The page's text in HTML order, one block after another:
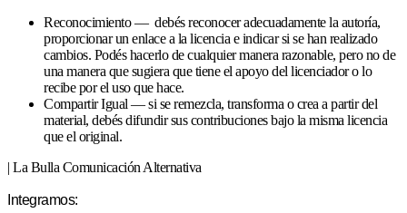
Reconocimiento — debés reconocer adecuadamente la autoría,
proporcionar un enlace a la licencia e indicar si se han realizado
cambios. Podés hacerlo de cualquier manera razonable, pero no de
una manera que sugiera que tiene el apoyo del licenciador o lo
recibe por el uso que hace.
Compartir Igual — si se remezcla, transforma o crea a partir del
material, debés difundir sus contribuciones bajo la misma licencia
que el original.
| La Bulla Comunicación Alternativa
Integramos: